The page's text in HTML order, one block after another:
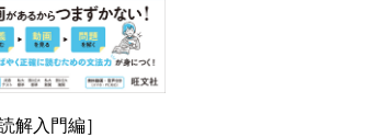
解入門編］